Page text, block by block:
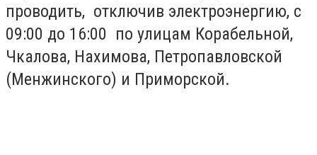
проводить, отключив электроэнергию, с
09:00 до 16:00 по улицам Корабельной,
Чкалова, Нахимова, Петропавловской
(Менжинского) и Приморской.